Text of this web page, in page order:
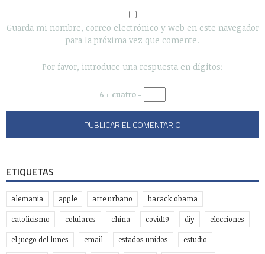
Guarda mi nombre, correo electrónico y web en este navegador
para la próxima vez que comente.
Por favor, introduce una respuesta en dígitos:
6 + cuatro =
ETIQUETAS
alemania apple arte urbano barack obama
catolicismo celulares china covid19 diy elecciones
el juego del lunes email estados unidos estudio